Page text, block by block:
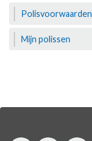
Polisvoorwaarden
Mijn polissen